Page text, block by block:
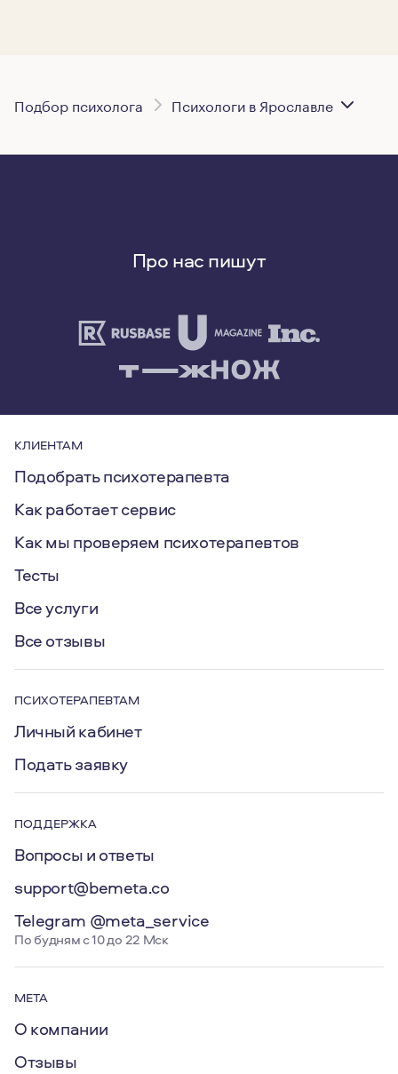
Подбор психолога Психологи в Ярославле
Про нас пишут
КЛИЕНТАМ
Подобрать психотерапевта
Как работает сервис
Как мы проверяем психотерапевтов
Тесты
Все услуги
Все отзывы
ПСИХОТЕРАПЕВТАМ
Личный кабинет
Подать заявку
ПОДДЕРЖКА
Вопросы и ответы
support@bemeta.co
Telegram @meta_service
По будням с 10 до 22 Мск
МЕТА
О компании
Отзывы